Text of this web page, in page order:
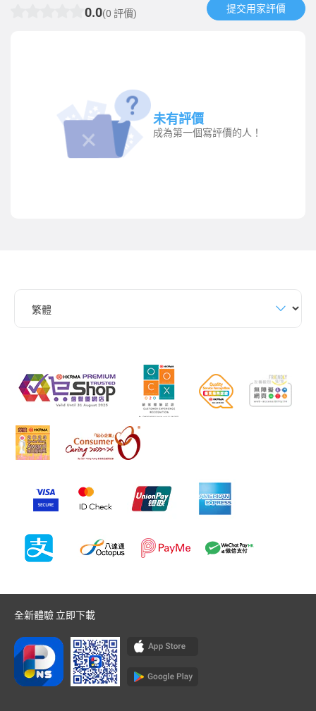
0.0(0 評價) 提交用家評價​
未有評價
成為第一個寫評價的人！
全新體驗 立即下載